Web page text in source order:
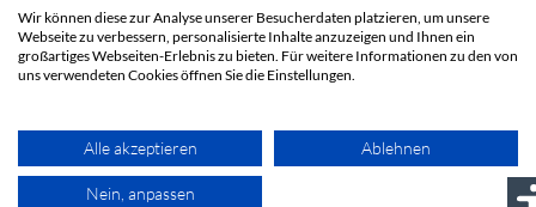
Wir können diese zur Analyse unserer Besucherdaten platzieren, um unsere
Webseite zu verbessern, personalisierte Inhalte anzuzeigen und Ihnen ein
großartiges Webseiten-Erlebnis zu bieten. Für weitere Informationen zu den von
uns verwendeten Cookies öffnen Sie die Einstellungen.
Alle akzeptieren Ablehnen
Nein, anpassen